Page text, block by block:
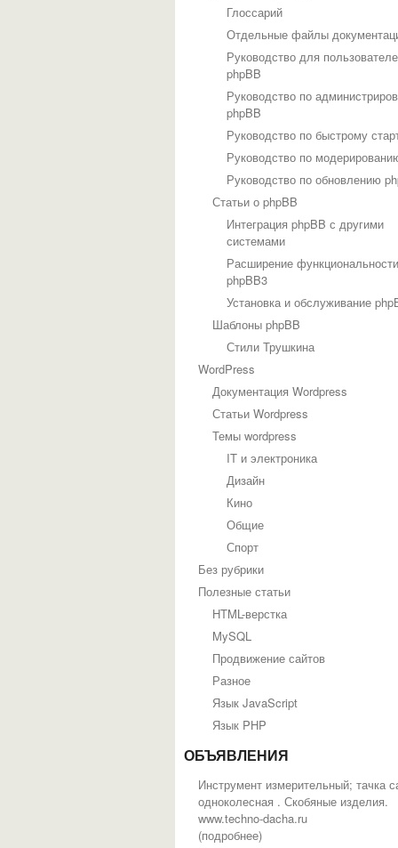
Глоссарий
Отдельные файлы
Руководство для
phpBB
Руководство по
phpBB
Руководство по быстрому
Руководство по
Руководство по обновлению
Статьи о phpBB
Интеграция phpBB с другими
системами
Расширение функциональности
phpBB3
Установка и обслуживание
Шаблоны phpBB
Стили Трушкина
WordPress
Документация Wordpress
Статьи Wordpress
Темы wordpress
IT и электроника
Дизайн
Кино
Общие
Спорт
Без рубрики
Полезные статьи
HTML-верстка
MySQL
Продвижение сайтов
Разное
Язык JavaScript
Язык PHP
ОБЪЯВЛЕНИЯ
Инструмент измерительный; тачка
одноколесная . Скобяные изделия.
www.techno-dacha.ru
(подробнее)